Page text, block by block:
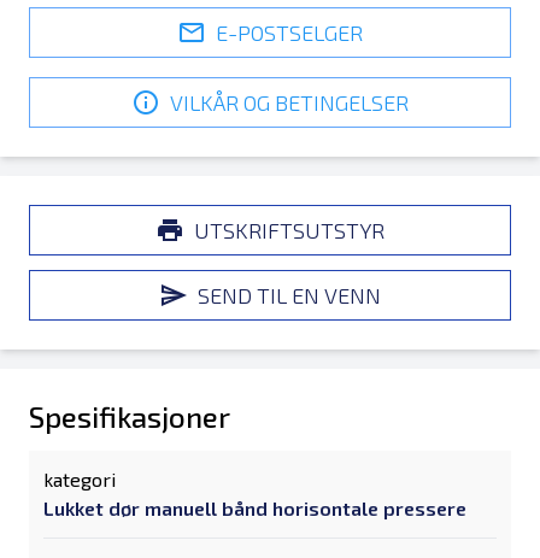
E-POSTSELGER
VILKÅR OG BETINGELSER
UTSKRIFTSUTSTYR
SEND TIL EN VENN
Spesifikasjoner
kategori
Lukket dør manuell bånd horisontale pressere